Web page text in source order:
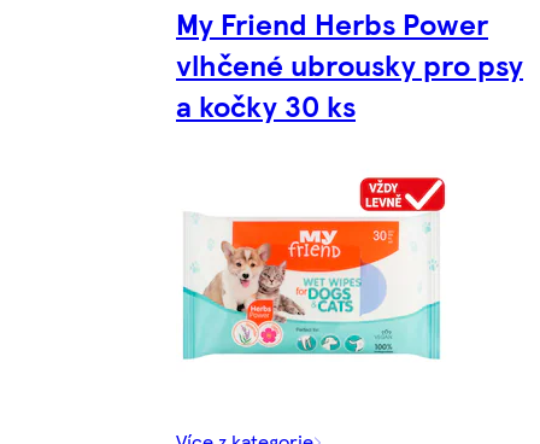
My Friend Herbs Power
vlhčené ubrousky pro psy
a kočky 30 ks